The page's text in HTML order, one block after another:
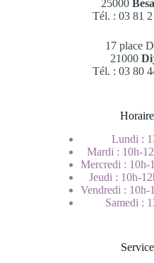
25000
Tél. : 03 81
17 place
21000
Tél. : 03 80
Lundi :
Mardi : 10h-
Mercredi : 10h-
Jeudi : 10h-
Vendredi : 10h-
Samedi :